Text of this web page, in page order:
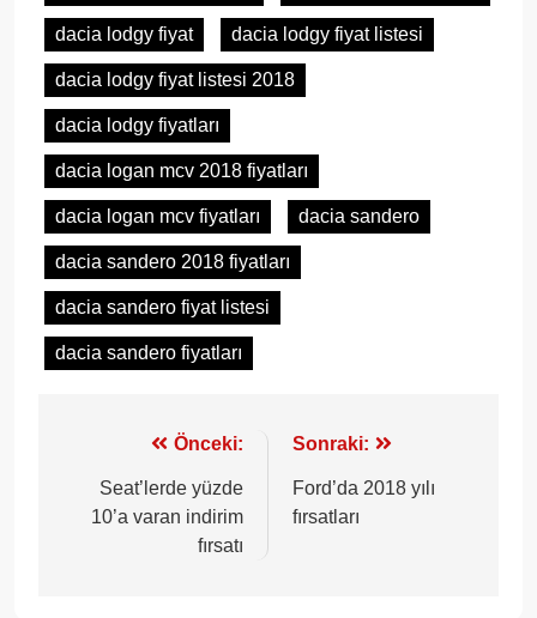
dacia lodgy fiyat dacia lodgy fiyat listesi
dacia lodgy fiyat listesi 2018
dacia lodgy fiyatları
dacia logan mcv 2018 fiyatları
dacia logan mcv fiyatları dacia sandero
dacia sandero 2018 fiyatları
dacia sandero fiyat listesi
dacia sandero fiyatları
gezinmesi
Önceki:
Seat’lerde yüzde
10’a varan indirim
fırsatı
Sonraki:
Ford’da 2018 yılı
fırsatları